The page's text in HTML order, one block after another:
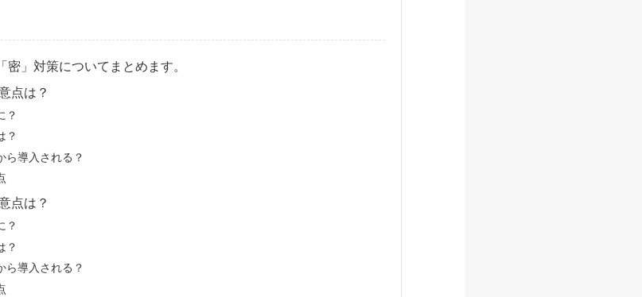
」対策についてまとめます。
点は？
？
？
ら導入される？
点は？
？
？
ら導入される？